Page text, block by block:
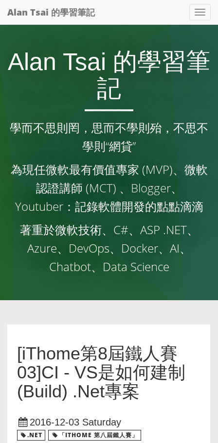
Alan Tsai 的學習筆記
Alan Tsai 的學習筆
記
學而不思則罔，思而不學則殆，不思不
學則“網貸”
為現任微軟最有價值專家 (MVP)、微軟
認證講師 (MCT) 、Blogger、
Youtuber：記錄軟體開發的點點滴滴
著重於微軟技術、C#、ASP .NET、
Azure、DevOps、Docker、AI、
Chatbot、Data Science
[iThome第8屆鐵人賽
03]CI - VS是如何建制
(Build) .Net專案
2016-12-03 Saturday
.NET
「ITHOME 第八屆鐵人賽」